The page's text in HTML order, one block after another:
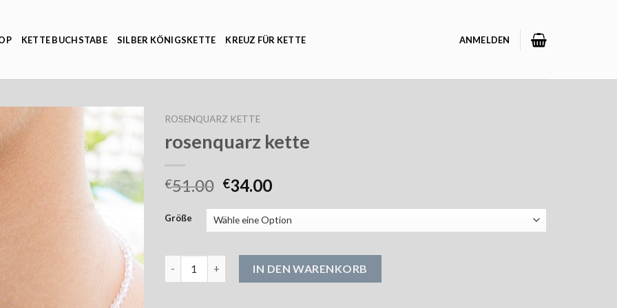
KETTE BUCHSTABE SILBER KÖNIGSKETTE KREUZ FÜR KETTE ANMELDEN
ROSENQUARZ KETTE
rosenquarz kette
€51.00 €34.00
Größe
IN DEN WARENKORB